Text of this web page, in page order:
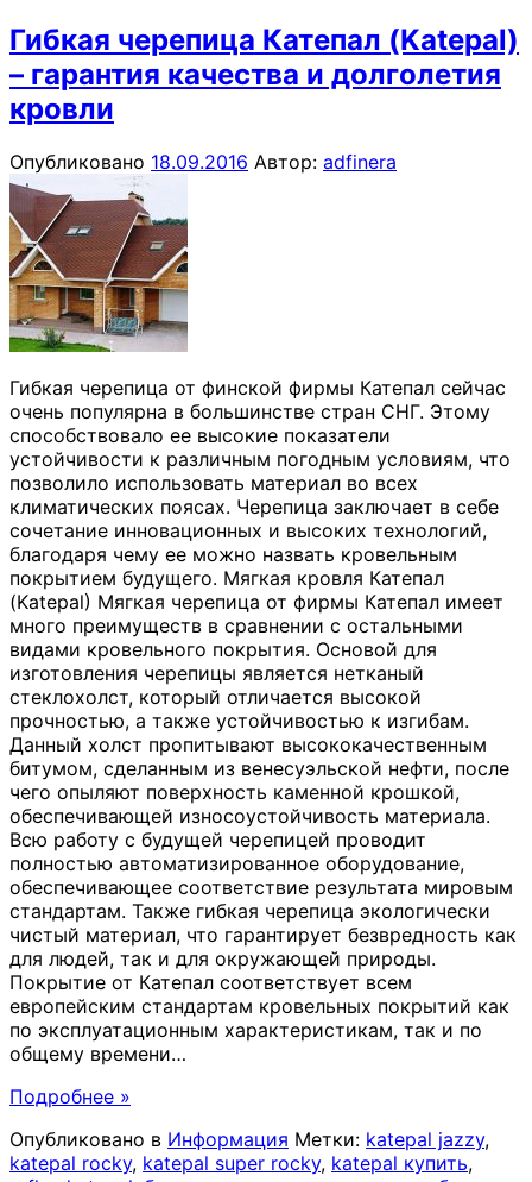
Гибкая черепица Катепал (Katepal)
– гарантия качества и долголетия
кровли
Опубликовано 18.09.2016 Автор: adfinera
Гибкая черепица от финской фирмы Катепал сейчас
очень популярна в большинстве стран СНГ. Этому
способствовало ее высокие показатели
устойчивости к различным погодным условиям, что
позволило использовать материал во всех
климатических поясах. Черепица заключает в себе
сочетание инновационных и высоких технологий,
благодаря чему ее можно назвать кровельным
покрытием будущего. Мягкая кровля Катепал
(Katepal) Мягкая черепица от фирмы Катепал имеет
много преимуществ в сравнении с остальными
видами кровельного покрытия. Основой для
изготовления черепицы является нетканый
стеклохолст, который отличается высокой
прочностью, а также устойчивостью к изгибам.
Данный холст пропитывают высококачественным
битумом, сделанным из венесуэльской нефти, после
чего опыляют поверхность каменной крошкой,
обеспечивающей износоустойчивость материала.
Всю работу с будущей черепицей проводит
полностью автоматизированное оборудование,
обеспечивающее соответствие результата мировым
стандартам. Также гибкая черепица экологически
чистый материал, что гарантирует безвредность как
для людей, так и для окружающей природы.
Покрытие от Катепал соответствует всем
европейским стандартам кровельных покрытий как
по эксплуатационным характеристикам, так и по
общему времени…
Подробнее »
Опубликовано в Информация Метки: katepal jazzy,
katepal rocky, katepal super rocky, katepal купить,